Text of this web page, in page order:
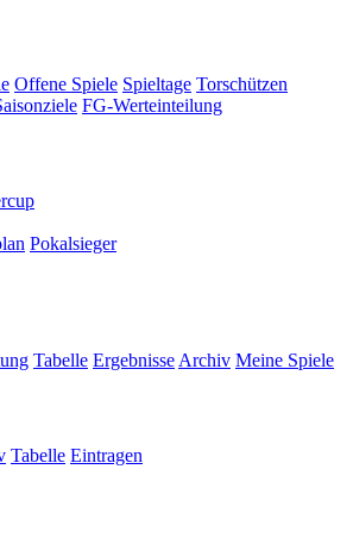
Offene Spiele Spieltage Torschützen
FG-Werteinteilung
Pokalsieger
Tabelle Ergebnisse Archiv Meine Spiele
Tabelle Eintragen